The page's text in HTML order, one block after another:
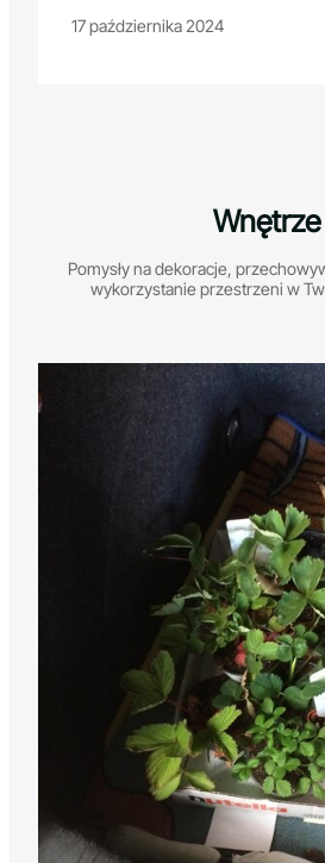
17 października 2024
Wnętrze
Pomysły na dekoracje,
wykorzystanie przestrzeni w